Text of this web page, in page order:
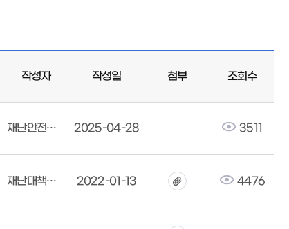
작성자 작성일 첨부 조회수
재난안전대책본부 2025-04-28 3511
재난대책본부 2022-01-13 4476